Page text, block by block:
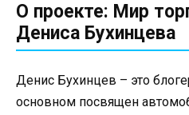
О проекте: Мир
Дениса Бухинцева
Денис Бухинцев – это
основном посвящен